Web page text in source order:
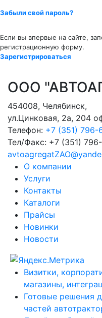
Забыли свой пароль?
Если вы впервые на сайте,
регистрационную форму.
Зарегистрироваться
ООО
454008, Челябинск,
ул.Цинковая, 2а, 204
Телефон: +7 (351) 796-
Тел/Факс: +7 (351)
О компании
Услуги
Контакты
Каталоги
Прайсы
Новинки
Новости
Визитки,
магазины,
Готовые решения
частей